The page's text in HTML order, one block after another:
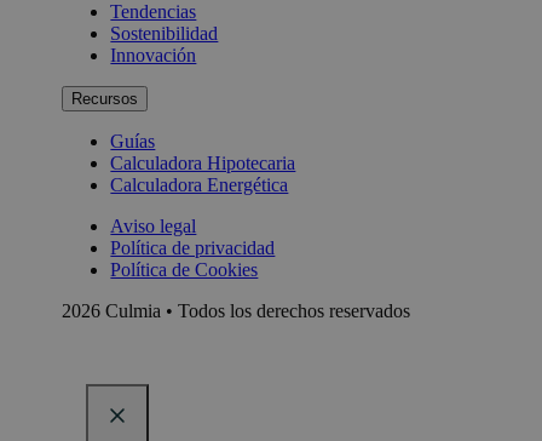
Tendencias
Sostenibilidad
Innovación
Recursos
Guías
Calculadora Hipotecaria
Calculadora Energética
Aviso legal
Política de privacidad
Política de Cookies
2026 Culmia • Todos los derechos reservados